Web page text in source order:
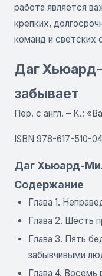
работа является
крепких,
команд и светских
Даг
забывает
Пер. с англ. – К.:
ISBN 978-617-510-
Даг Хьюард-
Содержание
Глава 1.
Глава 2. Шесть
Глава 3. Пять
забывчивыми
Глава 4. Восемь